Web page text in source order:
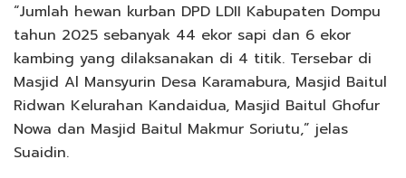
“Jumlah hewan kurban DPD LDII Kabupaten Dompu
tahun 2025 sebanyak 44 ekor sapi dan 6 ekor
kambing yang dilaksanakan di 4 titik. Tersebar di
Masjid Al Mansyurin Desa Karamabura, Masjid Baitul
Ridwan Kelurahan Kandaidua, Masjid Baitul Ghofur
Nowa dan Masjid Baitul Makmur Soriutu,” jelas
Suaidin.